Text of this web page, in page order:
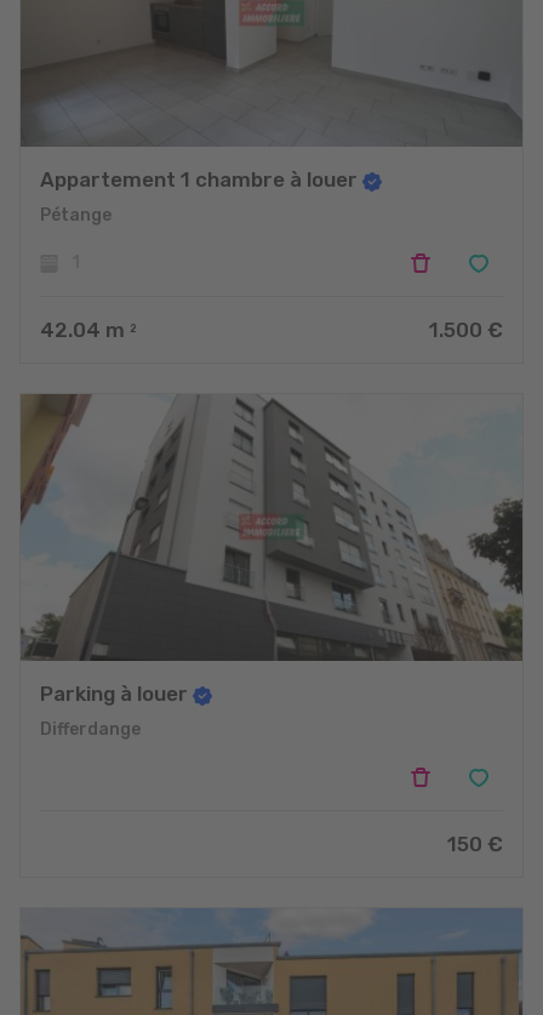
Appartement 1 chambre à louer
Pétange
42.04 m 2 1.500 €
Parking à louer
Differdange
150 €